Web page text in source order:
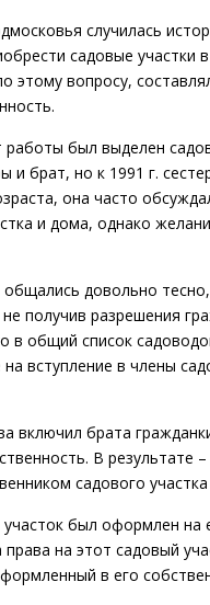
случилась
садовые участки
этому вопросу,
работы был выделен
и брат, но к 1991 г.
она часто
и дома, однако
довольно
получив разрешения
в общий список
вступление в члены
включил брата
В результате
садового
был оформлен
на этот садовый
в его